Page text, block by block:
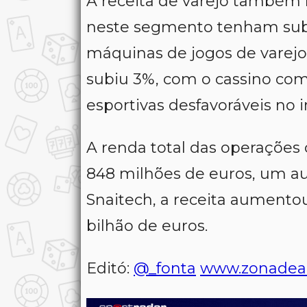
neste segmento tenham
máquinas de jogos de
subiu 3%, com o cassino
esportivas desfavoráveis no
A renda total das
848 milhões de euros, um
Snaitech, a receita
bilhão de euros.
Editó: @_fonta